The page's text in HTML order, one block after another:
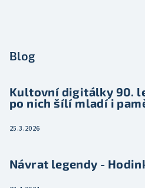
Blog
Kultovní digitálky 90.
po nich šílí mladí i
25.3.2026
Návrat legendy -